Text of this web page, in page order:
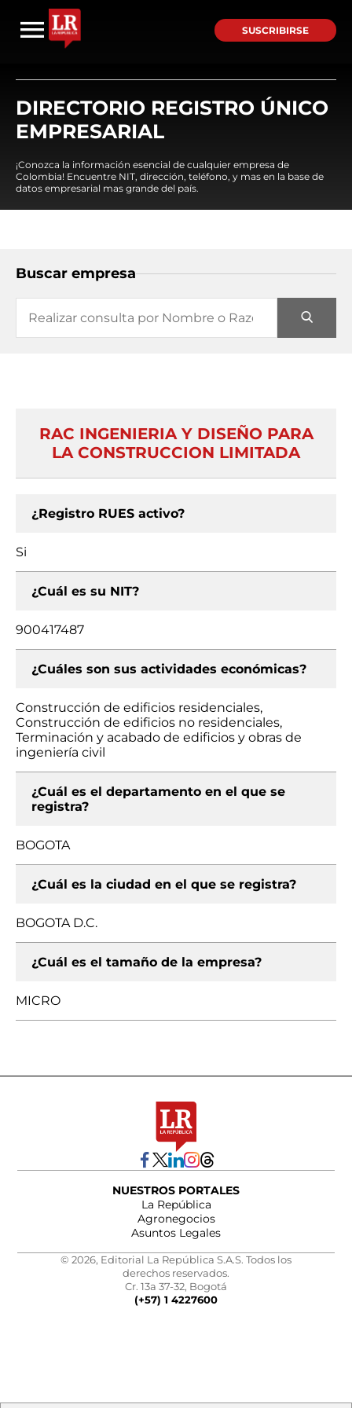
SUSCRIBIRSE
DIRECTORIO REGISTRO ÚNICO
EMPRESARIAL
¡Conozca la información esencial de cualquier empresa de
Colombia! Encuentre NIT, dirección, teléfono, y mas en la base de
datos empresarial mas grande del país.
Buscar empresa
RAC INGENIERIA Y DISEÑO PARA
LA CONSTRUCCION LIMITADA
¿Registro RUES activo?
Si
¿Cuál es su NIT?
900417487
¿Cuáles son sus actividades económicas?
Construcción de edificios residenciales,
Construcción de edificios no residenciales,
Terminación y acabado de edificios y obras de
ingeniería civil
¿Cuál es el departamento en el que se
registra?
BOGOTA
¿Cuál es la ciudad en el que se registra?
BOGOTA D.C.
¿Cuál es el tamaño de la empresa?
MICRO
NUESTROS PORTALES
La República
Agronegocios
Asuntos Legales
© 2026, Editorial La República S.A.S. Todos los
derechos reservados.
Cr. 13a 37-32, Bogotá
(+57) 1 4227600